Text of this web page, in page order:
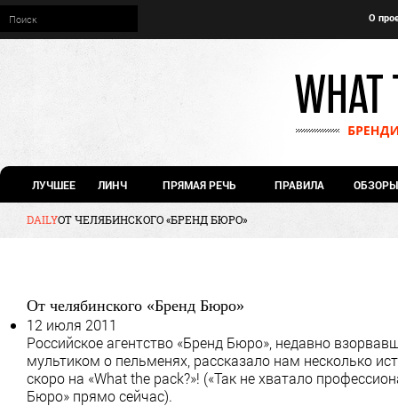
О
ЛУЧШЕЕ ЛИНЧ ПРЯМАЯ РЕЧЬ ПРАВИЛА ОБЗОРЫ
DAILYОТ ЧЕЛЯБИНСКОГО «БРЕНД БЮРО»
От челябинского «Бренд Бюро»
12 июля 2011
Российское агентство «Бренд Бюро», недавно
мультиком о пельменях, рассказало нам несколько
скоро на «What the pack?»! («Так не хватало
Бюро» прямо сейчас).